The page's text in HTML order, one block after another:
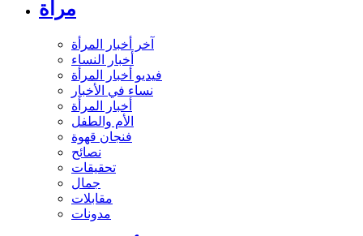
مرأة
آخر أخبار المرأة
أخبار النساء
فيديو أخبار المرأة
نساء في الأخبار
أخبار المرأة
الأم والطفل
فنجان قهوة
نصائح
تحقيقات
جمال
مقابلات
مدونات